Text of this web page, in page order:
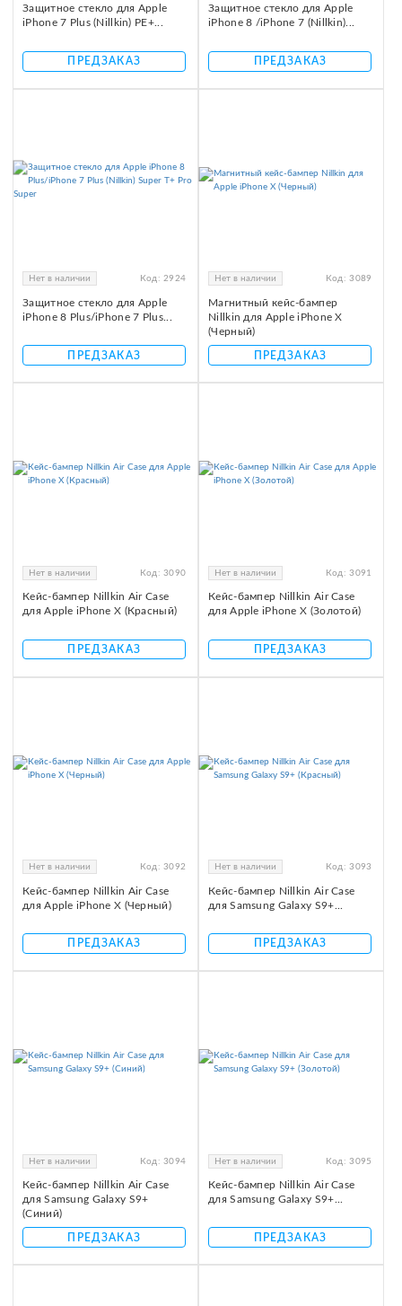
Защитное стекло для Apple
iPhone 7 Plus (Nillkin) PE+...
ПРЕДЗАКАЗ
Защитное стекло для Apple
iPhone 8 /iPhone 7 (Nillkin)...
ПРЕДЗАКАЗ
Нет в наличии Код: 2924
Защитное стекло для Apple
iPhone 8 Plus/iPhone 7 Plus...
ПРЕДЗАКАЗ
Нет в наличии Код: 3089
Магнитный кейс-бампер
Nillkin для Apple iPhone X
(Черный)
ПРЕДЗАКАЗ
Нет в наличии Код: 3090
Кейс-бампер Nillkin Air Case
для Apple iPhone X (Красный)
ПРЕДЗАКАЗ
Нет в наличии Код: 3091
Кейс-бампер Nillkin Air Case
для Apple iPhone X (Золотой)
ПРЕДЗАКАЗ
Нет в наличии Код: 3092
Кейс-бампер Nillkin Air Case
для Apple iPhone X (Черный)
ПРЕДЗАКАЗ
Нет в наличии Код: 3093
Кейс-бампер Nillkin Air Case
для Samsung Galaxy S9+...
ПРЕДЗАКАЗ
Нет в наличии Код: 3094
Кейс-бампер Nillkin Air Case
для Samsung Galaxy S9+
(Синий)
ПРЕДЗАКАЗ
Нет в наличии Код: 3095
Кейс-бампер Nillkin Air Case
для Samsung Galaxy S9+...
ПРЕДЗАКАЗ